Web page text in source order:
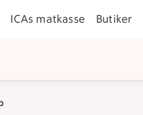
ICAs matkasse Butiker